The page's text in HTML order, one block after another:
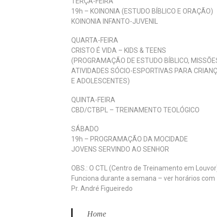
19h – KOINONIA (ESTUDO BÍBLICO E ORAÇÃO)
KOINONIA INFANTO-JUVENIL
QUARTA-FEIRA
CRISTO É VIDA – KIDS & TEENS
(PROGRAMAÇÃO DE ESTUDO BÍBLICO,
ATIVIDADES SÓCIO-ESPORTIVAS PARA
E ADOLESCENTES)
QUINTA-FEIRA
CBD/CTBPL – TREINAMENTO TEOLÓGICO
SÁBADO
19h – PROGRAMAÇÃO DA MOCIDADE
JOVENS SERVINDO AO SENHOR
OBS.: O CTL (Centro de Treinamento em
Funciona durante a semana – ver horários com
Pr. André Figueiredo
Home